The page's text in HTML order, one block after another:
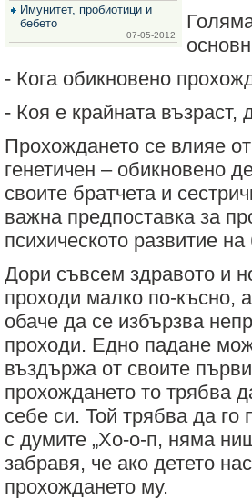
Имунитет, пробиотици и
бебето
07-05-2012
- Кога обикновено
- Коя е крайната възраст,
Прохождането се влияе
генетичен – обикновено
своите братчета и
важна предпоставка за
психическото развитие
Дори съвсем здравото и
проходи малко по-късно,
обаче да се избързва
проходи. Едно падане
въздържа от своите
прохождането то трябва
себе си. Той трябва да
с думите „Хо-о-п, няма
забравя, че ако детето
прохождането му.